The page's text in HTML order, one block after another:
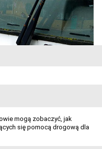
mogą zobaczyć, jak
się pomocą drogową dla